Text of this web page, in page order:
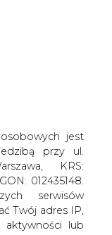
jest
KRS:
serwisów
Twój adres IP,
lub
te pozwalają
wówczas będą
osobowe
Parlamentu